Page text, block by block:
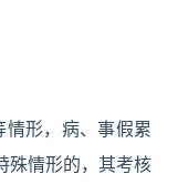
形，病、事假累
殊情形的，其考核